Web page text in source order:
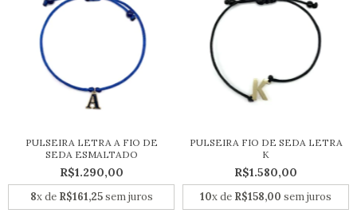
PULSEIRA LETRA A FIO DE
SEDA ESMALTADO
R$1.290,00
8x de R$161,25sem juros
PULSEIRA FIO DE SEDA LETRA
K
R$1.580,00
10x de R$158,00 sem juros